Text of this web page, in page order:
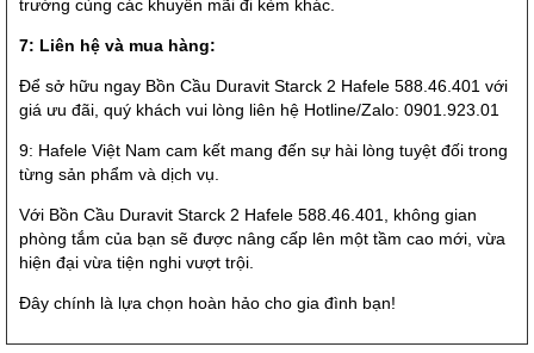
trường cùng các khuyến mãi đi kèm khác.
7: Liên hệ và mua hàng:
Để sở hữu ngay Bồn Cầu Duravit Starck 2 Hafele 588.46.401 với
giá ưu đãi, quý khách vui lòng liên hệ Hotline/Zalo: 0901.923.01
9: Hafele Việt Nam cam kết mang đến sự hài lòng tuyệt đối trong
từng sản phẩm và dịch vụ.
Với Bồn Cầu Duravit Starck 2 Hafele 588.46.401, không gian
phòng tắm của bạn sẽ được nâng cấp lên một tầm cao mới, vừa
hiện đại vừa tiện nghi vượt trội.
Đây chính là lựa chọn hoàn hảo cho gia đình bạn!